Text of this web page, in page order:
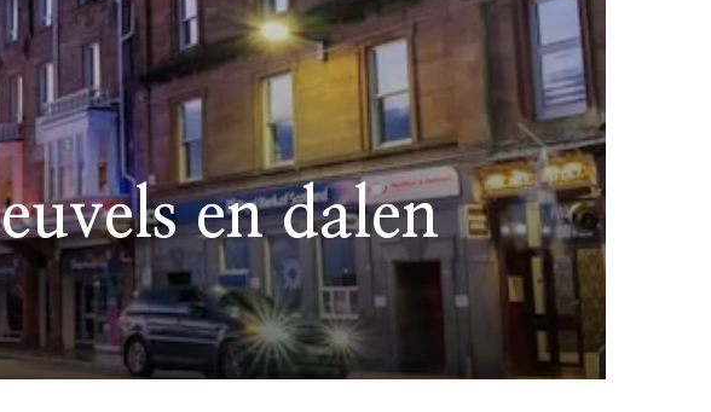
en dalen